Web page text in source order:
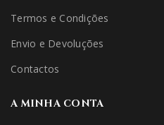
Termos e Condições
Envio e Devoluções
Contactos
A MINHA CONTA